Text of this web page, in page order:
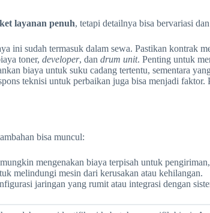
layanan penuh, tetapi detailnya bisa bervariasi
ini sudah termasuk dalam sewa. Pastikan kontrak
toner, developer, dan drum unit. Penting untuk
biaya untuk suku cadang tertentu, sementara
teknisi untuk perbaikan juga bisa menjadi
bisa muncul:
mengenakan biaya terpisah untuk
melindungi mesin dari kerusakan atau kehilangan.
jaringan yang rumit atau integrasi dengan